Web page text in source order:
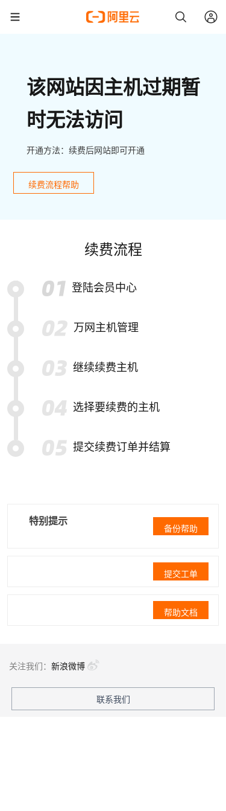
该网站因主机过期暂
时无法访问
开通方法：续费后网站即可开通
续费流程帮助
续费流程
登陆会员中心
万网主机管理
继续续费主机
选择要续费的主机
提交续费订单并结算
特别提示
备份帮助
提交工单
帮助文档